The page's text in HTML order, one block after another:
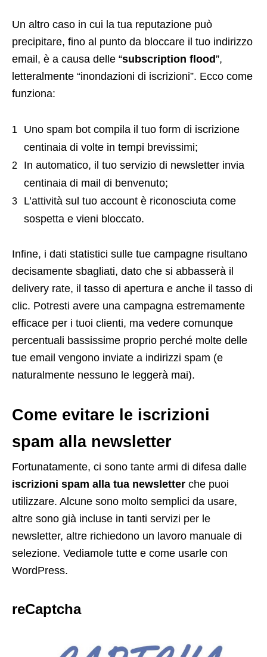
Un altro caso in cui la tua reputazione può
precipitare, fino al punto da bloccare il tuo indirizzo
email, è a causa delle “subscription flood”,
letteralmente “inondazioni di iscrizioni”. Ecco come
funziona:
Uno spam bot compila il tuo form di iscrizione
centinaia di volte in tempi brevissimi;
In automatico, il tuo servizio di newsletter invia
centinaia di mail di benvenuto;
L’attività sul tuo account è riconosciuta come
sospetta e vieni bloccato.
Infine, i dati statistici sulle tue campagne risultano
decisamente sbagliati, dato che si abbasserà il
delivery rate, il tasso di apertura e anche il tasso di
clic. Potresti avere una campagna estremamente
efficace per i tuoi clienti, ma vedere comunque
percentuali bassissime proprio perché molte delle
tue email vengono inviate a indirizzi spam (e
naturalmente nessuno le leggerà mai).
Come evitare le iscrizioni
spam alla newsletter
Fortunatamente, ci sono tante armi di difesa dalle
iscrizioni spam alla tua newsletter che puoi
utilizzare. Alcune sono molto semplici da usare,
altre sono già incluse in tanti servizi per le
newsletter, altre richiedono un lavoro manuale di
selezione. Vediamole tutte e come usarle con
WordPress.
reCaptcha